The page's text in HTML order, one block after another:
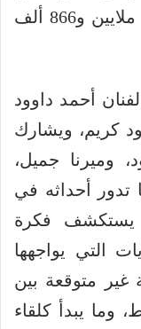
ما حققه بعد 25 يوم عرض إلى 8 ملايين و866 ألف
أحمد داوود
كريم، ويشارك
وميرنا جميل،
أحداثه في
يستكشف فكرة
التي يواجهها
غير متوقعة بين
يبدأ كلقاء